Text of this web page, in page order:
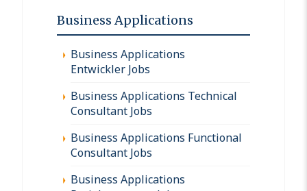
Business Applications
Business Applications
Entwickler Jobs
Business Applications Technical
Consultant Jobs
Business Applications Functional
Consultant Jobs
Business Applications